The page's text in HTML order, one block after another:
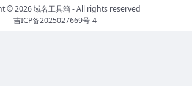
© 2026域名工具箱 - All rights reserved
吉ICP备2025027669号-4